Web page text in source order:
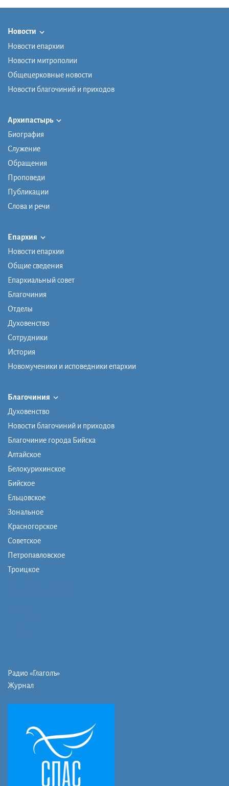
Новости
Новости епархии
Новости митрополии
Общецерковные новости
Новости благочиний и приходов
Архипастырь
Биография
Служение
Обращения
Проповеди
Публикации
Слова и речи
Епархия
Новости епархии
Общие сведения
Епархиальный совет
Благочиния
Отделы
Духовенство
Сотрудники
История
Новомученики и исповедники епархии
Благочиния
Духовенство
Новости благочиний и приходов
Благочиние города Бийска
Алтайское
Белокурихинское
Бийское
Ельцовское
Зональное
Красногорское
Советское
Петропавловское
Троицкое
Радио «Глаголъ»
Журнал